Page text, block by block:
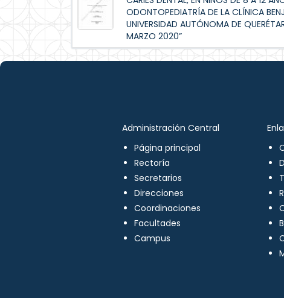
ODONTOPEDIATRÍA DE LA CLÍNICA
UNIVERSIDAD AUTÓNOMA DE
MARZO 2020”
Administración Central
Página principal
Rectoría
Secretarios
Direcciones
Coordinaciones
Facultades
Campus